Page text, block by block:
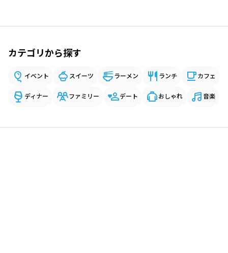
カテゴリから探す
イベント スイーツ ラーメン ランチ カフェ
ディナー ファミリー デート おしゃれ 音楽